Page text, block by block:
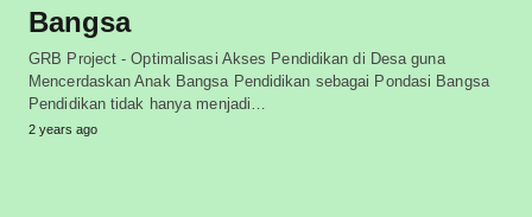
Bangsa
GRB Project - Optimalisasi Akses Pendidikan di Desa guna
Mencerdaskan Anak Bangsa Pendidikan sebagai Pondasi Bangsa
Pendidikan tidak hanya menjadi…
2 years ago